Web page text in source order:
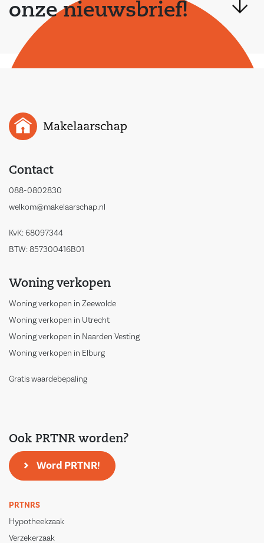
onze nieuwsbrief!
Contact
088-0802830
welkom@makelaarschap.nl
KvK: 68097344
BTW: 857300416B01
Woning verkopen
Woning verkopen in Zeewolde
Woning verkopen in Utrecht
Woning verkopen in Naarden Vesting
Woning verkopen in Elburg
Gratis waardebepaling
Ook PRTNR worden?
Word PRTNR!
PRTNRS
Hypotheekzaak
Verzekerzaak